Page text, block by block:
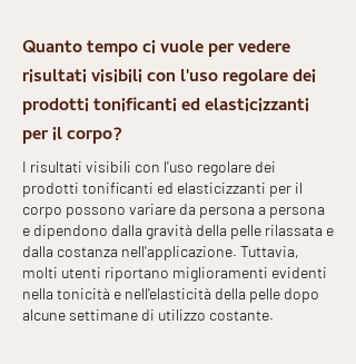
Quanto tempo ci vuole per vedere
risultati visibili con l'uso regolare dei
prodotti tonificanti ed elasticizzanti
per il corpo?
I risultati visibili con l'uso regolare dei
prodotti tonificanti ed elasticizzanti per il
corpo possono variare da persona a persona
e dipendono dalla gravità della pelle rilassata e
dalla costanza nell'applicazione. Tuttavia,
molti utenti riportano miglioramenti evidenti
nella tonicità e nell'elasticità della pelle dopo
alcune settimane di utilizzo costante.